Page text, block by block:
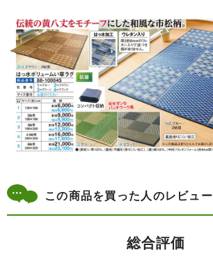
この商品を買った人のレビュー
総合評価